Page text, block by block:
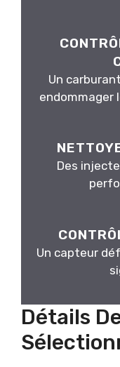
Un
endommager
Des
Un capteur
Détails